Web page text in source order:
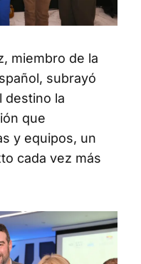
miembro de la
subrayó
destino la
que
y equipos, un
cada vez más